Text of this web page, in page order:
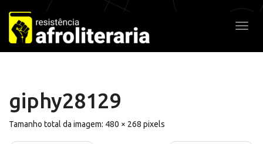
Pular
para
o
conteúdo
giphy28129
Tamanho total da imagem: 480 × 268 pixels